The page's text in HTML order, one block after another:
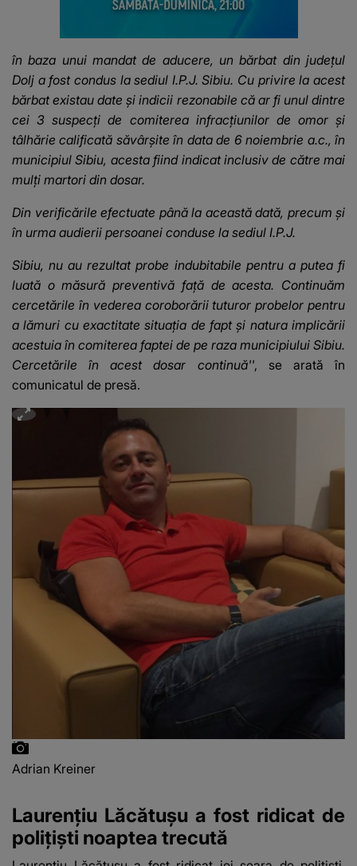
în baza unui mandat de aducere, un bărbat din județul
Dolj a fost condus la sediul I.P.J. Sibiu. Cu privire la acest
bărbat existau date și indicii rezonabile că ar fi unul dintre
cei 3 suspecți de comiterea infracțiunilor de omor și
tâlhărie calificată săvârșite în data de 6 noiembrie a.c., în
municipiul Sibiu, acesta fiind indicat inclusiv de către mai
mulți martori din dosar.
Din verificările efectuate până la această dată, precum și
în urma audierii persoanei conduse la sediul I.P.J.
Sibiu, nu au rezultat probe indubitabile pentru a putea fi
luată o măsură preventivă față de acesta. Continuăm
cercetările în vederea coroborării tuturor probelor pentru
a lămuri cu exactitate situația de fapt și natura implicării
acestuia în comiterea faptei de pe raza municipiului Sibiu.
Cercetările în acest dosar continuă'', se arată în
comunicatul de presă.
Adrian Kreiner
Laurențiu Lăcătușu a fost ridicat de
polițiști noaptea trecută